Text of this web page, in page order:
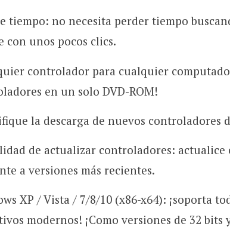
tiempo: no necesita perder tiempo
con unos pocos clics.
controlador para cualquier
en un solo DVD-ROM!
la descarga de nuevos controladores
de actualizar controladores:
a versiones más recientes.
XP / Vista / 7/8/10 (x86-x64): ¡soporta
modernos! ¡Como versiones de 32 bits